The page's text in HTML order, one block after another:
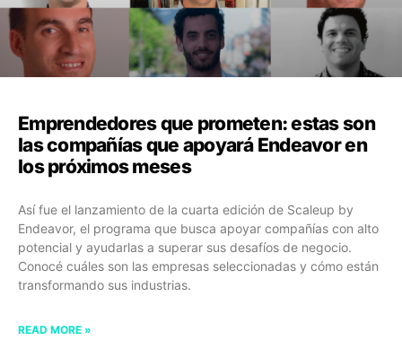
Emprendedores que prometen: estas son
las compañías que apoyará Endeavor en
los próximos meses
Así fue el lanzamiento de la cuarta edición de Scaleup by
Endeavor, el programa que busca apoyar compañías con alto
potencial y ayudarlas a superar sus desafíos de negocio.
Conocé cuáles son las empresas seleccionadas y cómo están
transformando sus industrias.
READ MORE »